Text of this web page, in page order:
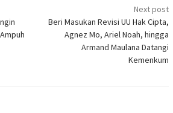
Next post
Beri Masukan Revisi UU Hak Cipta,
Agnez Mo, Ariel Noah, hingga
Armand Maulana Datangi
Kemenkum